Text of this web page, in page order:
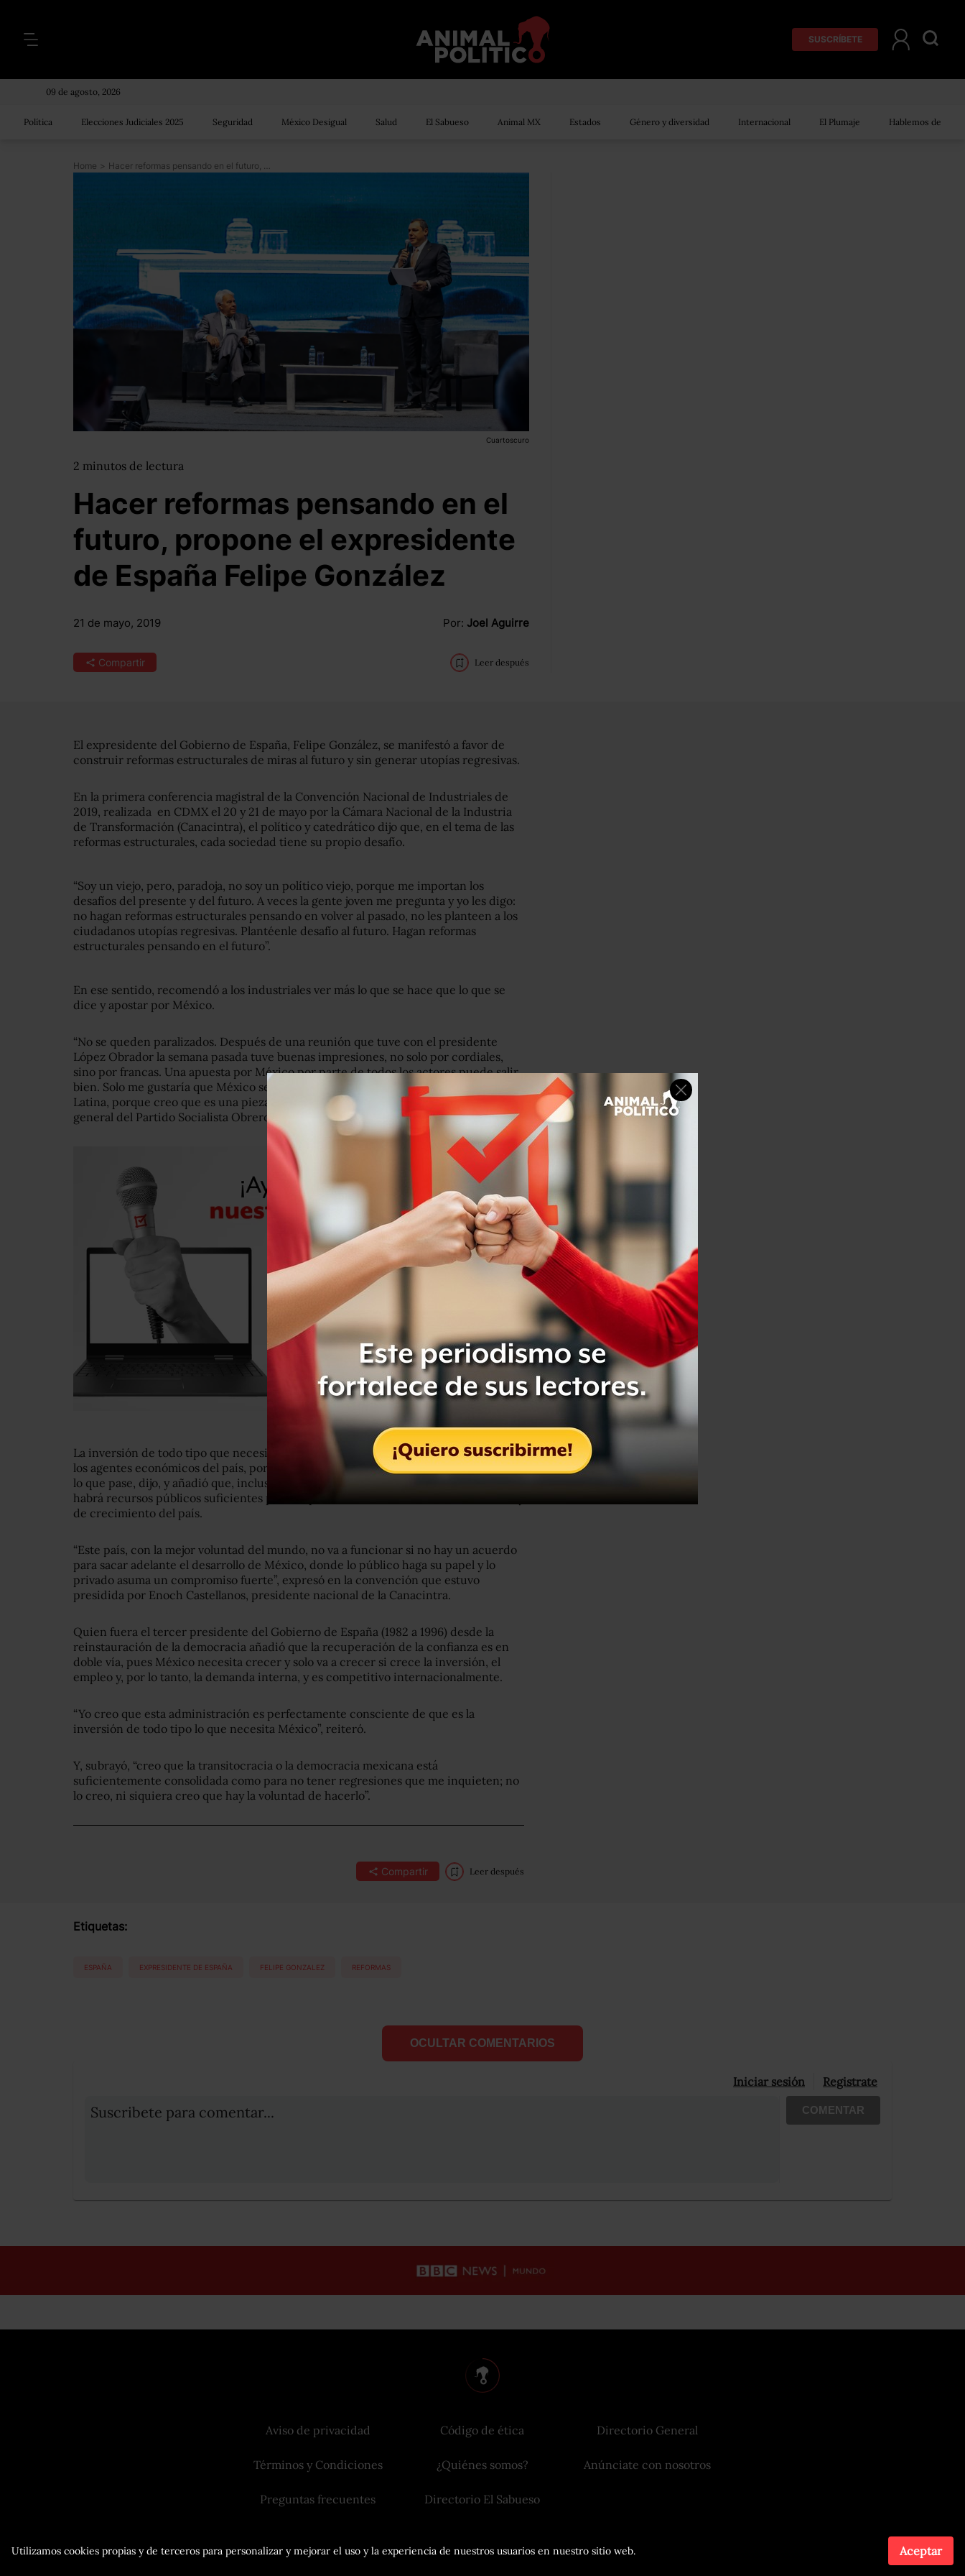
SUSCRÍBETE
09 de agosto, 2026
Política Elecciones Judiciales 2025 Seguridad México Desigual Salud El Sabueso Animal MX Estados Género y diversidad Internacional El Plumaje Hablemos de
Home > Hacer reformas pensando en el futuro, propone el expresidente de España Felipe González
Cuartoscuro
2 minutos de lectura
Hacer reformas pensando en el
futuro, propone el expresidente
de España Felipe González
21 de mayo, 2019 Por: Joel Aguirre
Compartir Leer después
El expresidente del Gobierno de España, Felipe González, se manifestó a favor de
construir reformas estructurales de miras al futuro y sin generar utopías regresivas.
En la primera conferencia magistral de la Convención Nacional de Industriales de
2019, realizada en CDMX el 20 y 21 de mayo por la Cámara Nacional de la Industria
de Transformación (Canacintra), el político y catedrático dijo que, en el tema de las
reformas estructurales, cada sociedad tiene su propio desafío.
“Soy un viejo, pero, paradoja, no soy un político viejo, porque me importan los
desafíos del presente y del futuro. A veces la gente joven me pregunta y yo les digo:
no hagan reformas estructurales pensando en volver al pasado, no les planteen a los
ciudadanos utopías regresivas. Plantéenle desafío al futuro. Hagan reformas
estructurales pensando en el futuro”.
En ese sentido, recomendó a los industriales ver más lo que se hace que lo que se
dice y apostar por México.
“No se queden paralizados. Después de una reunión que tuve con el presidente
López Obrador la semana pasada tuve buenas impresiones, no solo por cordiales,
sino por francas. Una apuesta por México por parte de todos los actores puede salir
bien. Solo me gustaría que México se comprometiera mucho más con América
Latina, porque creo que es una pieza fundamental”, dijo Felipe González, secretario
general del Partido Socialista Obrero Español durante 23 años.
La inversión de todo tipo que necesita México solo es posible con el compromiso de
los agentes económicos del país, porque no va a salir del presupuesto público pase
lo que pase, dijo, y añadió que, incluso si la economía crece el año siguiente, no
habrá recursos públicos suficientes para responder a las necesidades de desarrollo y
de crecimiento del país.
“Este país, con la mejor voluntad del mundo, no va a funcionar si no hay un acuerdo
para sacar adelante el desarrollo de México, donde lo público haga su papel y lo
privado asuma un compromiso fuerte”, expresó en la convención que estuvo
presidida por Enoch Castellanos, presidente nacional de la Canacintra.
Quien fuera el tercer presidente del Gobierno de España (1982 a 1996) desde la
reinstauración de la democracia añadió que la recuperación de la confianza es en
doble vía, pues México necesita crecer y solo va a crecer si crece la inversión, el
empleo y, por lo tanto, la demanda interna, y es competitivo internacionalmente.
“Yo creo que esta administración es perfectamente consciente de que es la
inversión de todo tipo lo que necesita México”, reiteró.
Y, subrayó, “creo que la transitocracia o la democracia mexicana está
suficientemente consolidada como para no tener regresiones que me inquieten; no
lo creo, ni siquiera creo que hay la voluntad de hacerlo”.
Compartir Leer después
Etiquetas:
ESPAÑA EXPRESIDENTE DE ESPAÑA FELIPE GONZALEZ REFORMAS
OCULTAR COMENTARIOS
Iniciar sesión Registrate
Suscribete para comentar... COMENTAR
Utilizamos cookies propias y de terceros para personalizar y mejorar el uso y la experiencia de nuestros usuarios en nuestro sitio web. Aceptar
Aviso de privacidad
Términos y Condiciones
Preguntas frecuentes
Código de ética
¿Quiénes somos?
Directorio El Sabueso
Directorio General
Anúnciate con nosotros